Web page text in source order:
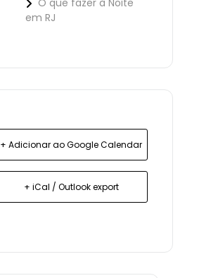
O que fazer à Noite
em RJ
+ Adicionar ao Google Calendar
+ iCal / Outlook export